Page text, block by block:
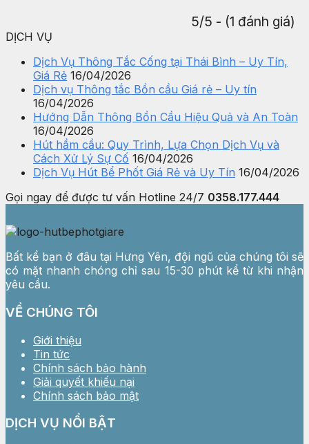
5/5 - (1 đánh giá)
DỊCH VỤ
Dịch Vụ Thông Tắc Cống tại Thái Bình – Uy Tín,
Giá Rẻ 16/04/2026
Dịch vụ Thông tắc Bồn cầu Giá rẻ – Uy tín
16/04/2026
Hướng Dẫn Thông Bồn Cầu Hiệu Quả và An Toàn
16/04/2026
Hút hầm cầu: Quy Trình, Lựa Chọn Dịch Vụ và
Cách Xử Lý Sự Cố 16/04/2026
Dịch Vụ Hút Bể Phốt Giá Rẻ và Uy Tín 16/04/2026
Gọi ngay để được tư vấn Hotline 24/7 0358.177.444
Bất kể bạn ở đâu tại Hưng Yên, đội ngũ của chúng tôi sẽ
có mặt nhanh chóng chỉ sau 15-30 phút kể từ khi nhận
yêu cầu.
VỀ CHÚNG TÔI
Giới thiệu
Tin tức
Chính sách bảo hành
Giải quyết khiếu nại
Chính sách bảo mật
DỊCH VỤ NỔI BẬT